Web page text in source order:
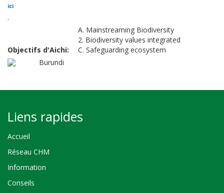
ici
.
Objectifs d'Aichi
A. Mainstreaming Biodiversity
2. Biodiversity values integrated
C. Safeguarding ecosystem
Burundi
Liens rapides
Accueil
Réseau CHM
Information
Conseils